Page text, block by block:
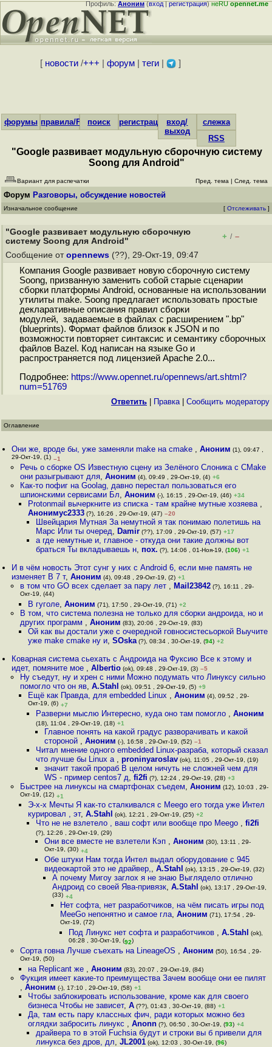
Профиль:Аноним(вход|регистрация)неRUopennet.me
[ новости/+++ форум| теги| ]
форумы правила/FAQпоиск регистрациявход/
выход
слежка
RSS
"Google развивает модульную сборочную систему
Soong для Android"
Вариант для распечатки Пред. тема | След. тема
Форум Разговоры, обсуждение новостей
Изначальное сообщение [ Отслеживать ]
"Google развивает модульную сборочную
систему Soong для Android"
+ / –
Сообщение от opennews (??), 29-Окт-19, 09:47
Компания Google развивает новую сборочную систему
Soong, призванную заменить собой старые сценарии
сборки платформы Android, основанные на использовании
утилиты make. Soong предлагает использовать простые
декларативные описания правил сборки
модулей, задаваемые в файлах с расширением ".bp"
(blueprints). Формат файлов близок к JSON и по
возможности повторяет синтаксис и семантику сборочных
файлов Bazel. Код написан на языке Go и
распространяется под лицензией Apache 2.0...
Подробнее: https://www.opennet.ru/opennews/art.shtml?
num=51769
Ответить Правка| Cообщить модератору
Оглавление
Они же, вроде бы, уже заменяли make на cmake ,Аноним (1), 09:47 ,
29-Окт-19, (1) –1
Речь о сборке OS Известную сцену из Зелёного Слоника с CMake
они разыгрывают для, Аноним (4), 09:49 , 29-Окт-19, (4) +6
Как-то пофиг на Goolag, давно перестал пользоваться его
шпиoнскими сервисами Бл, Аноним (-), 16:15 , 29-Окт-19, (46) +34
Protonmail вычеркните из списка - там крайне мутные хозяева ,
Анонимус2333(?), 16:26 , 29-Окт-19, (47) –20
Швейцария Мутная За немутной я так понимаю полетишь на
Марс Или ты очеред, Damir (??), 17:09 , 29-Окт-19, (57) +17
а где немутные и, главное - откуда они такие должны вот
браться Ты вкладываешь н, пох. (?), 14:06 , 01-Ноя-19, (106) +1
И в чём новость Этот сунг у них с Android 6, если мне память не
изменяет В 7 т,Аноним (4), 09:48 , 29-Окт-19, (2) +1
в том что GO всех сделает за пару лет , Mail23842(?), 16:11 , 29-
Окт-19, (44)
В гуголе, Аноним (71), 17:50 , 29-Окт-19, (71) +2
В том, что система полезна не только для сборки андроида, но и
других программ , Аноним (83), 20:06 , 29-Окт-19, (83)
Ой как вы достали уже с очередной говносистесьоркой Выучите
уже make cmake ну и, SOska(?), 08:34 , 30-Окт-19, (94) +2
Коварная система сьехать с Андроида на Фуксию Все к этому и
идет, помяните мое ,Albertio (ok), 09:48 , 29-Окт-19, (3) –5
Ну съедут, ну и хрен с ними Можно подумать что Линуксу сильно
помогло что он яв, A.Stahl (ok), 09:51 , 29-Окт-19, (5) +9
Ещё как Правда, для embedded Linux , Аноним (4), 09:52 , 29-
Окт-19, (6) +7
Разверни мыслю Интересно, куда оно там помогло ,Аноним
(18), 11:04 , 29-Окт-19, (18) +1
Главное понять на какой градус разворачивать и какой
стороной , Аноним (-), 16:58 , 29-Окт-19, (52) –1
Читал мнение одного embedded Linux-разраба, который сказал
что лучше бы Linux а ,proninyaroslav (ok), 11:05 , 29-Окт-19, (19)
значит такой прораб В целом ничуть не сложней чем для
WS - пример centos7 д, fi2fi (?), 12:24 , 29-Окт-19, (28) +3
Быстрее на линуксы на смартфонах съедем, Аноним (12), 10:03 , 29-
Окт-19, (12) +1
Э-х-х Мечты Я как-то сталкивался с Meego его тогда уже Интел
курировал , эт, A.Stahl (ok), 12:21 , 29-Окт-19, (25) +2
Что не не взлетело , ваш софт или вообще про Meego ,fi2fi
(?), 12:26 , 29-Окт-19, (29)
Они все вместе не взлетели Кэп , Аноним (30), 13:11 , 29-
Окт-19, (30) +4
Обе штуки Нам тогда Интел выдал оборудование с 945
видеокартой это не драйвер,, A.Stahl (ok), 13:15 , 29-Окт-19, (32)
А почему Мигоу заглох я не знаю Выглядело отлично
Андроид со своей Ява-привязк, A.Stahl (ok), 13:17 , 29-Окт-19,
(33) +4
Нет софта, нет разработчиков, на чём писать игры под
MeeGo непонятно и самое гла,Аноним (71), 17:54 , 29-
Окт-19, (72)
Под Линукс нет софта и разработчиков , A.Stahl (ok),
06:28 , 30-Окт-19, (92)
Сорта гoвна Лучше съехать на LineageOS , Аноним (50), 16:54 , 29-
Окт-19, (50)
на Replicant же , Аноним (83), 20:07 , 29-Окт-19, (84)
Фукция имеет какие-то преимущества Зачем вообще они ее пилят
, Аноним (-), 17:10 , 29-Окт-19, (58) +1
Чтобы заблокировать использование, кроме как для своего
бизнеса Чтобы не зависет, А(??), 01:43 , 30-Окт-19, (88) +1
Да, там есть пару классных фич, ради которых можно без
оглядки забросить линукс , Anonn(?), 06:50 , 30-Окт-19, (93) +4
драйвера то в этой Fuchsia будут и строки вы б привели для
линукса без дров, дл,JL2001 (ok), 12:03 , 30-Окт-19, (96)